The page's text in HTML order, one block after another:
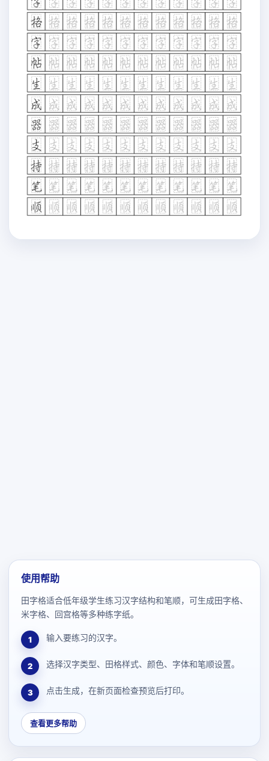
使用帮助
田字格适合低年级学生练习汉字结构和笔顺，可生成田字格、
米字格、回宫格等多种练字纸。
1 输入要练习的汉字。
2 选择汉字类型、田格样式、颜色、字体和笔顺设置。
3 点击生成，在新页面检查预览后打印。
查看更多帮助